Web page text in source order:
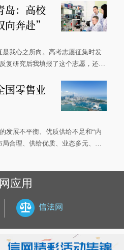
岛：高校
奔赴”
我心之所向。高考志愿征集时发
复研究后我填报了这个志愿，还真
专业的录取通知书。
国零售业
发展不平衡、优质供给不足和“内
合理、供给优质、业态多元、智
应用